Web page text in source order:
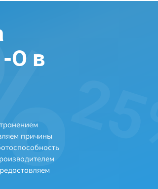
O в
причины